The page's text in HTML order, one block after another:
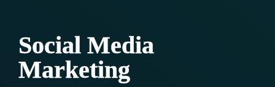
Social Media
Marketing